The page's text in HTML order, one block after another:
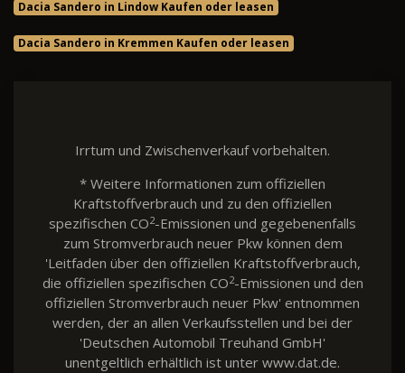
Dacia Sandero in Lindow Kaufen oder leasen
Dacia Sandero in Kremmen Kaufen oder leasen
Irrtum und Zwischenverkauf vorbehalten.
* Weitere Informationen zum offiziellen
Kraftstoffverbrauch und zu den offiziellen
spezifischen CO2-Emissionen und gegebenenfalls
zum Stromverbrauch neuer Pkw können dem
'Leitfaden über den offiziellen Kraftstoffverbrauch,
die offiziellen spezifischen CO2-Emissionen und den
offiziellen Stromverbrauch neuer Pkw' entnommen
werden, der an allen Verkaufsstellen und bei der
'Deutschen Automobil Treuhand GmbH'
unentgeltlich erhältlich ist unter www.dat.de.